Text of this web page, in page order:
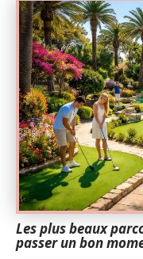
Les plus beaux
passer un bon